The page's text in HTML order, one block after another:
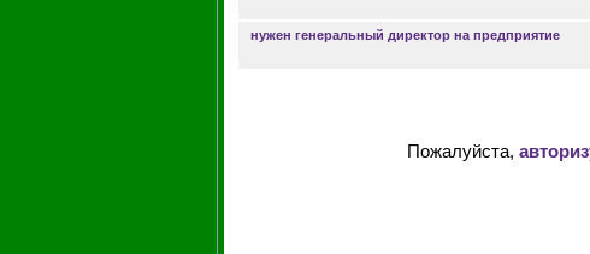
нужен генеральный директор на предприятие
Пожалуйста,